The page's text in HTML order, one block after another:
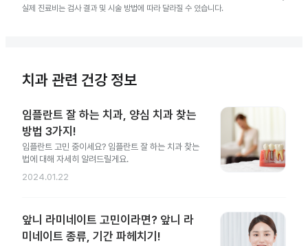
실제 진료비는 검사 결과 및 시술 방법에 따라 달라질 수 있습니다.
치과 관련 건강 정보
임플란트 잘 하는 치과, 양심 치과 찾는
방법 3가지!
임플란트 고민 중이세요? 임플란트 잘 하는 치과 찾는
법에 대해 자세히 알려드릴게요.
2024.01.22
앞니 라미네이트 고민이라면? 앞니 라
미네이트 종류, 기간 파헤치기!